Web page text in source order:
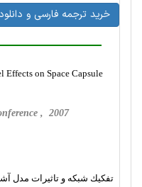
خرید ترجمه فارسی و دانلود
on Space Capsule
, 2007
تفكيك شبكه و تاثيرات مدل